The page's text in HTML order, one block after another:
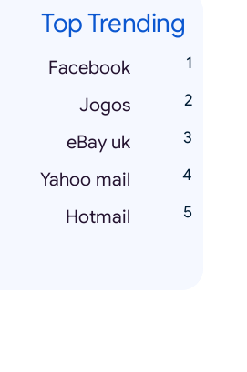
Top Trending
Facebook
Jogos
eBay uk
Yahoo mail
Hotmail